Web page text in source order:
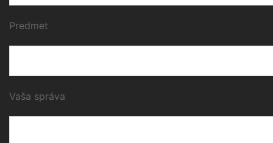
Predmet
Vaša správa